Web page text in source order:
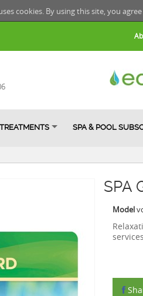
cookies. By using this site, you
SPA & POOL
SPA
Model